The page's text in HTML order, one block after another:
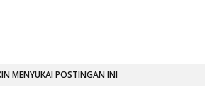
MENYUKAI POSTINGAN INI